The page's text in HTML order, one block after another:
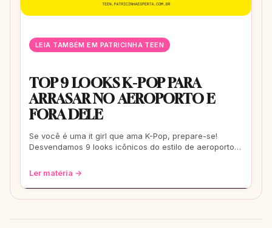
LEIA TAMBÉM EM PATRICINHA TEEN
TOP 9 LOOKS K-POP PARA
ARRASAR NO AEROPORTO E
FORA DELE
Se você é uma it girl que ama K-Pop, prepare-se!
Desvendamos 9 looks icônicos do estilo de aeroporto
Ler matéria →